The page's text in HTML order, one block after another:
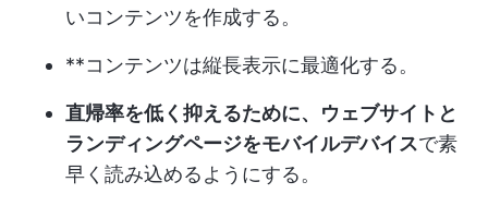
いコンテンツを作成する。
**コンテンツは縦長表示に最適化する。
直帰率を低く抑えるために、ウェブサイトと
ランディングページをモバイルデバイスで素
早く読み込めるようにする。